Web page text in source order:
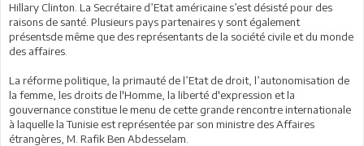
Hillary Clinton. La Secrétaire d’Etat américaine s’est désisté pour des
raisons de santé. Plusieurs pays partenaires y sont également
présentsde même que des représentants de la société civile et du monde
des affaires.
La réforme politique, la primauté de l’Etat de droit, l’autonomisation de
la femme, les droits de l'Homme, la liberté d'expression et la
gouvernance constitue le menu de cette grande rencontre internationale
à laquelle la Tunisie est représentée par son ministre des Affaires
étrangères, M. Rafik Ben Abdesselam.